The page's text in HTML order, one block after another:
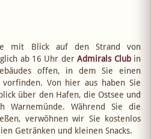
mit Blick auf den Strand von
ab 16 Uhr derAdmirals Clubin
offen, in dem Sie einen
vorfinden. Von hier aus haben Sie
über den Hafen, die Ostsee und
Warnemünde. Während Sie die
verwöhnen wir Sie kostenlos
Getränken und kleinen Snacks.